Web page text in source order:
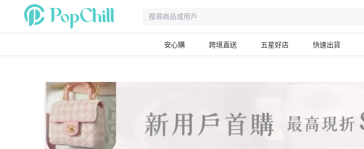
安心購 跨境直送 五星好店 快速出貨